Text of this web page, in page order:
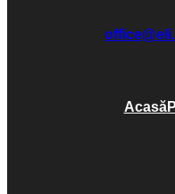
Acasă